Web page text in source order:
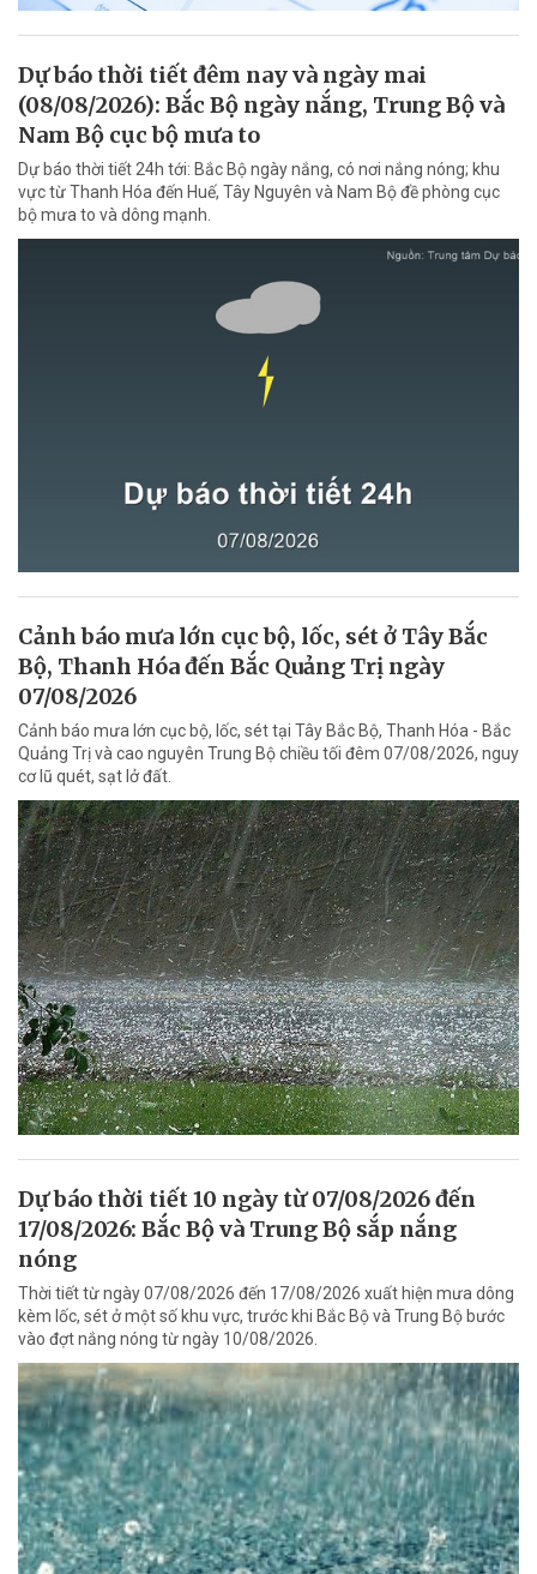
Dự báo thời tiết đêm nay và ngày mai
(08/08/2026): Bắc Bộ ngày nắng, Trung Bộ và
Nam Bộ cục bộ mưa to
Dự báo thời tiết 24h tới: Bắc Bộ ngày nắng, có nơi nắng nóng; khu
vực từ Thanh Hóa đến Huế, Tây Nguyên và Nam Bộ đề phòng cục
bộ mưa to và dông mạnh.
Cảnh báo mưa lớn cục bộ, lốc, sét ở Tây Bắc
Bộ, Thanh Hóa đến Bắc Quảng Trị ngày
07/08/2026
Cảnh báo mưa lớn cục bộ, lốc, sét tại Tây Bắc Bộ, Thanh Hóa - Bắc
Quảng Trị và cao nguyên Trung Bộ chiều tối đêm 07/08/2026, nguy
cơ lũ quét, sạt lở đất.
Dự báo thời tiết 10 ngày từ 07/08/2026 đến
17/08/2026: Bắc Bộ và Trung Bộ sắp nắng
nóng
Thời tiết từ ngày 07/08/2026 đến 17/08/2026 xuất hiện mưa dông
kèm lốc, sét ở một số khu vực, trước khi Bắc Bộ và Trung Bộ bước
vào đợt nắng nóng từ ngày 10/08/2026.